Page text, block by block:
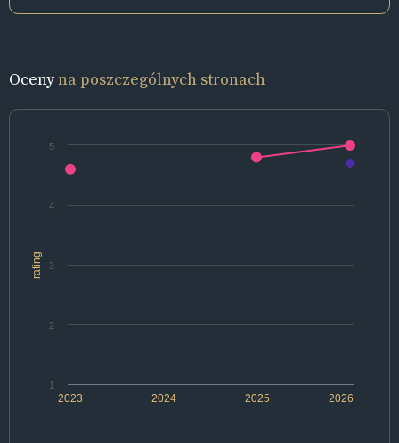
Ocenyna poszczególnych stronach
rating
2024 2026
2023 2025
1
2
3
4
5